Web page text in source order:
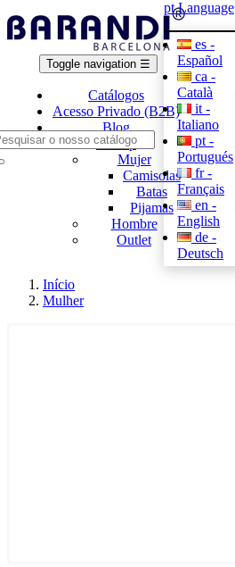
Toggle navigation ☰
Catálogos
Acesso Privado (B2B)
Blog
E-shop
Mujer
Camisolas
Batas
Pijamas
Hombre
Outlet
ptLanguage
es -
Español
ca -
Català
it -
Italiano
pt -
Portugués
fr -
Français
en -
English
de -
Deutsch
Início
Mulher